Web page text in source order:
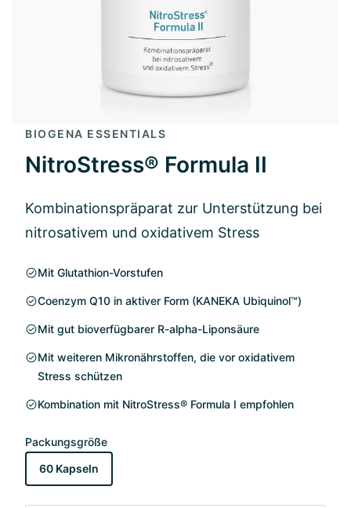
BIOGENA ESSENTIALS
NitroStress® Formula II
Kombinationspräparat zur Unterstützung bei
nitrosativem und oxidativem Stress
Mit Glutathion-Vorstufen
Coenzym Q10 in aktiver Form (KANEKA Ubiquinol™)
Mit gut bioverfügbarer R-alpha-Liponsäure
Mit weiteren Mikronährstoffen, die vor oxidativem
Stress schützen
Kombination mit NitroStress® Formula I empfohlen
Packungsgröße
60 Kapseln